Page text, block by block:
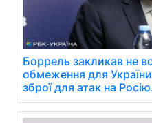
Боррель закликав не
обмеження для
зброї для атак на